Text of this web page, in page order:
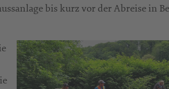
bis kurz vor der Abreise in